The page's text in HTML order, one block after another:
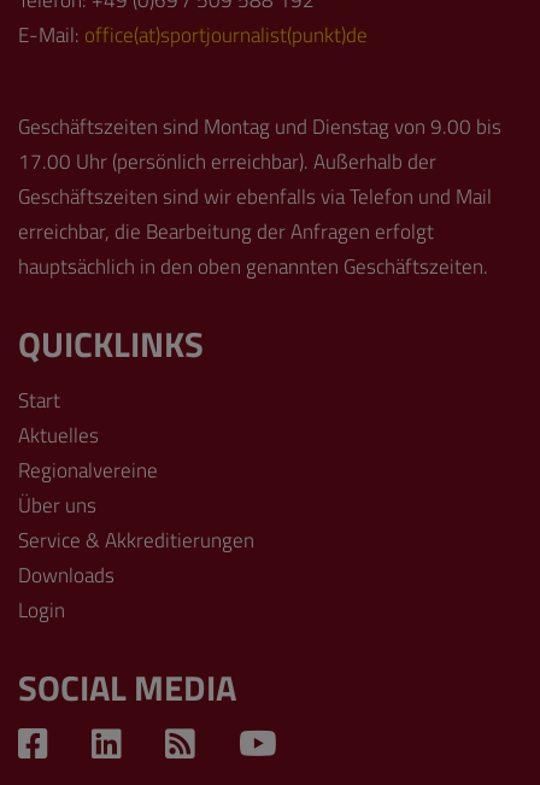
E-Mail: office(at)sportjournalist(punkt)de
Geschäftszeiten sind Montag und Dienstag von 9.00 bis
17.00 Uhr (persönlich erreichbar). Außerhalb der
Geschäftszeiten sind wir ebenfalls via Telefon und Mail
erreichbar, die Bearbeitung der Anfragen erfolgt
hauptsächlich in den oben genannten Geschäftszeiten.
QUICKLINKS
Start
Aktuelles
Regionalvereine
Über uns
Service & Akkreditierungen
Downloads
Login
SOCIAL MEDIA